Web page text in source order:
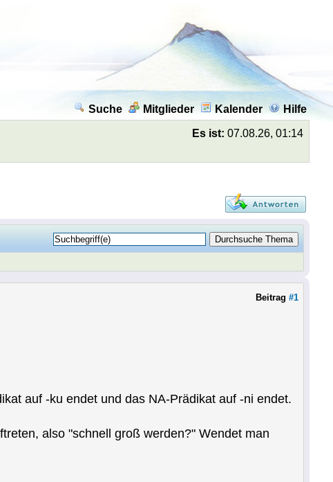
Suche Mitglieder Kalender Hilfe
Es ist: 07.08.26, 01:14
Beitrag #1
auf -ku endet und das NA-Prädikat auf -ni endet.
also "schnell groß werden?" Wendet man